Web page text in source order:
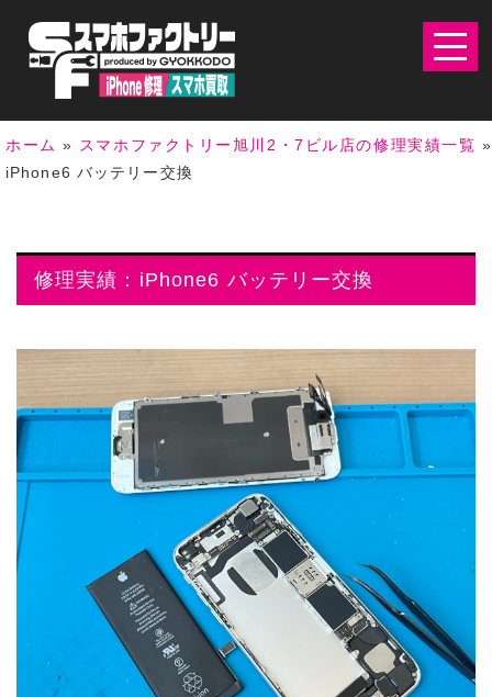
ホーム » スマホファクトリー旭川2・7ビル店の修理実績一覧 »
iPhone6 バッテリー交換
修理実績：iPhone6 バッテリー交換